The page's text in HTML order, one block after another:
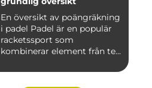
En översikt av poängräkning
i padel Padel är en populär
racketssport som
kombinerar element från te...